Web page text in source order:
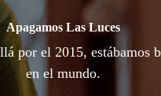
Apagamos Las Luces
por el 2015, estábamos
en el mundo.